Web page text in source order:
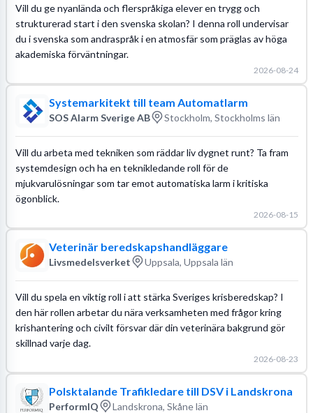
Vill du ge nyanlända och flerspråkiga elever en trygg och
strukturerad start i den svenska skolan? I denna roll undervisar
du i svenska som andraspråk i en atmosfär som präglas av höga
akademiska förväntningar.
2026-08-24
Systemarkitekt till team Automatlarm
SOS Alarm Sverige AB Stockholm, Stockholms län
Vill du arbeta med tekniken som räddar liv dygnet runt? Ta fram
systemdesign och ha en teknikledande roll för de
mjukvarulösningar som tar emot automatiska larm i kritiska
ögonblick.
2026-08-15
Veterinär beredskapshandläggare
Livsmedelsverket Uppsala, Uppsala län
Vill du spela en viktig roll i att stärka Sveriges krisberedskap? I
den här rollen arbetar du nära verksamheten med frågor kring
krishantering och civilt försvar där din veterinära bakgrund gör
skillnad varje dag.
2026-08-23
Polsktalande Trafikledare till DSV i Landskrona
PerformIQ Landskrona, Skåne län